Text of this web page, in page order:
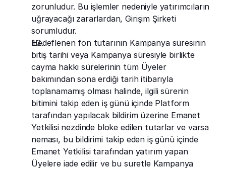
zorunludur. Bu işlemler nedeniyle yatırımcıların
uğrayacağı zararlardan, Girişim Şirketi
sorumludur.
Hedeflenen fon tutarının Kampanya süresinin
bitiş tarihi veya Kampanya süresiyle birlikte
cayma hakkı sürelerinin tüm Üyeler
bakımından sona erdiği tarih itibarıyla
toplanamamış olması halinde, ilgili sürenin
bitimini takip eden iş günü içinde Platform
tarafından yapılacak bildirim üzerine Emanet
Yetkilisi nezdinde bloke edilen tutarlar ve varsa
neması, bu bildirimi takip eden iş günü içinde
Emanet Yetkilisi tarafından yatırım yapan
Üyelere iade edilir ve bu suretle Kampanya